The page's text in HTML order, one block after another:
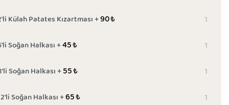
Külah Patates Kızartması +90₺
Soğan Halkası +45₺
Soğan Halkası +55₺
Soğan Halkası +65₺